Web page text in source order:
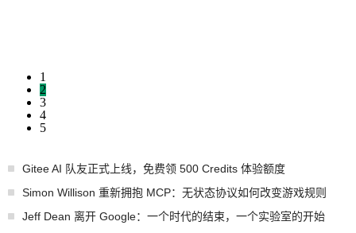
1
2
3
4
5
Gitee AI 队友正式上线，免费领 500 Credits 体验额度
Simon Willison 重新拥抱 MCP：无状态协议如何改变游戏规则
Jeff Dean 离开 Google：一个时代的结束，一个实验室的开始